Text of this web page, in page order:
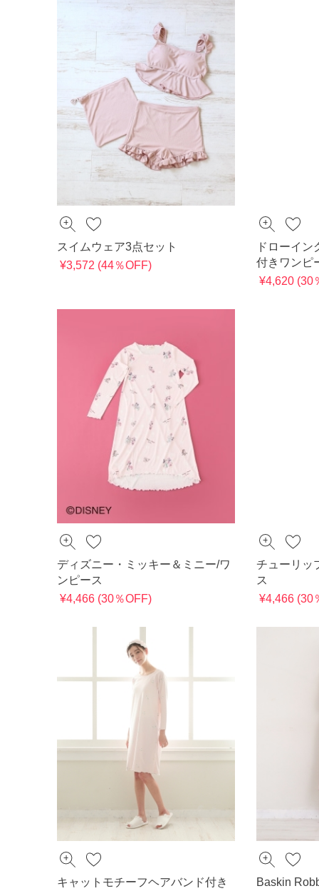
スイムウェア3点セット
¥3,572 (44％OFF)
ドローイン
付きワンピ
¥4,620 (30
ディズニー・ミッキー＆ミニー/ワ
ンピース
¥4,466 (30％OFF)
チューリッ
ス
¥4,466 (30
キャットモチーフヘアバンド付き
Baskin